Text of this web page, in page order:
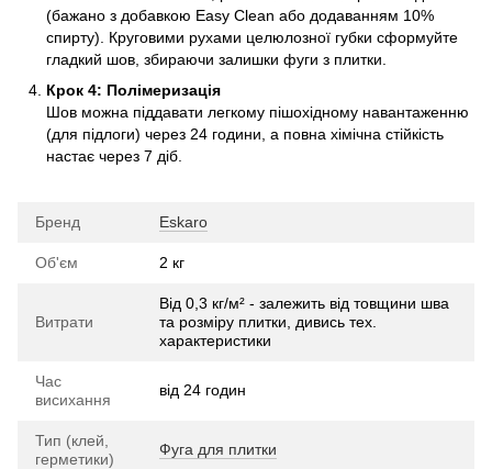
(бажано з добавкою Easy Clean або додаванням 10%
спирту). Круговими рухами целюлозної губки сформуйте
гладкий шов, збираючи залишки фуги з плитки.
Крок 4: Полімеризація
Шов можна піддавати легкому пішохідному навантаженню
(для підлоги) через 24 години, а повна хімічна стійкість
настає через 7 діб.
Бренд Eskaro
Об'єм 2 кг
Витрати
Від 0,3 кг/м² - залежить від товщини шва
та розміру плитки, дивись тех.
характеристики
Час
висихання
від 24 годин
Тип (клей,
герметики)
Фуга для плитки